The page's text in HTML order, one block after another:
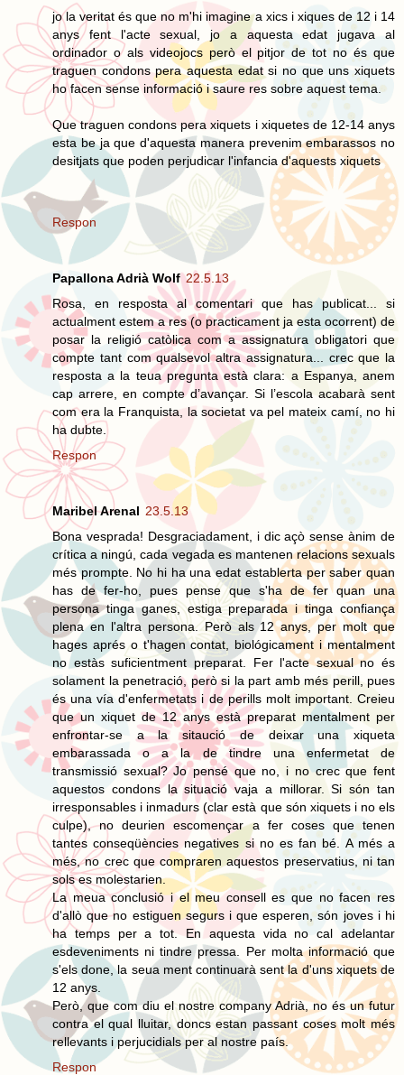
jo la veritat és que no m'hi imagine a xics i xiques de 12 i 14
anys fent l'acte sexual, jo a aquesta edat jugava al
ordinador o als videojocs però el pitjor de tot no és que
traguen condons pera aquesta edat si no que uns xiquets
ho facen sense informació i saure res sobre aquest tema.
Que traguen condons pera xiquets i xiquetes de 12-14 anys
esta be ja que d'aquesta manera prevenim embarassos no
desitjats que poden perjudicar l'infancia d'aquests xiquets
Respon
Papallona Adrià Wolf 22.5.13
Rosa, en resposta al comentari que has publicat... si
actualment estem a res (o practicament ja esta ocorrent) de
posar la religió catòlica com a assignatura obligatori que
compte tant com qualsevol altra assignatura... crec que la
resposta a la teua pregunta està clara: a Espanya, anem
cap arrere, en compte d’avançar. Si l’escola acabarà sent
com era la Franquista, la societat va pel mateix camí, no hi
ha dubte.
Respon
Maribel Arenal 23.5.13
Bona vesprada! Desgraciadament, i dic açò sense ànim de
crítica a ningú, cada vegada es mantenen relacions sexuals
més prompte. No hi ha una edat establerta per saber quan
has de fer-ho, pues pense que s'ha de fer quan una
persona tinga ganes, estiga preparada i tinga confiança
plena en l'altra persona. Però als 12 anys, per molt que
hages aprés o t'hagen contat, biológicament i mentalment
no estàs suficientment preparat. Fer l'acte sexual no és
solament la penetració, però si la part amb més perill, pues
és una vía d'enfermetats i de perills molt important. Creieu
que un xiquet de 12 anys està preparat mentalment per
enfrontar-se a la sitaució de deixar una xiqueta
embarassada o a la de tindre una enfermetat de
transmissió sexual? Jo pensé que no, i no crec que fent
aquestos condons la situació vaja a millorar. Si són tan
irresponsables i inmadurs (clar està que són xiquets i no els
culpe), no deurien escomençar a fer coses que tenen
tantes conseqüències negatives si no es fan bé. A més a
més, no crec que compraren aquestos preservatius, ni tan
sols es molestarien.
La meua conclusió i el meu consell es que no facen res
d'allò que no estiguen segurs i que esperen, són joves i hi
ha temps per a tot. En aquesta vida no cal adelantar
esdeveniments ni tindre pressa. Per molta informació que
s'els done, la seua ment continuarà sent la d'uns xiquets de
12 anys.
Però, que com diu el nostre company Adrià, no és un futur
contra el qual lluitar, doncs estan passant coses molt més
rellevants i perjucidials per al nostre país.
Respon